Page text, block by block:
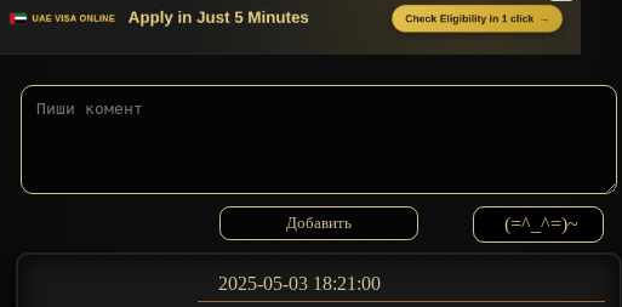
(=^_^=)~
2025-05-03 18:21:00